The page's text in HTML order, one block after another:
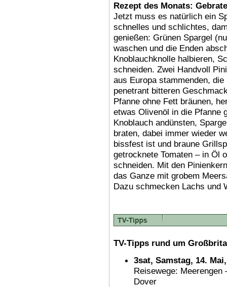
Rezept des Monats:
Jetzt muss es natürlich ein
schnelles und schlichtes,
genießen: Grünen Spargel
waschen und die Enden
Knoblauchknolle halbieren,
schneiden. Zwei Handvoll
aus Europa stammenden,
penetrant bitteren
Pfanne ohne Fett bräunen,
etwas Olivenöl in die Pfanne
Knoblauch andünsten,
braten, dabei immer wieder
bissfest ist und braune
getrocknete Tomaten – in Öl
schneiden. Mit den
das Ganze mit grobem
Dazu schmecken Lachs und
TV-Tipps rund um
3sat, Samstag, 14.
Reisewege:
Dover